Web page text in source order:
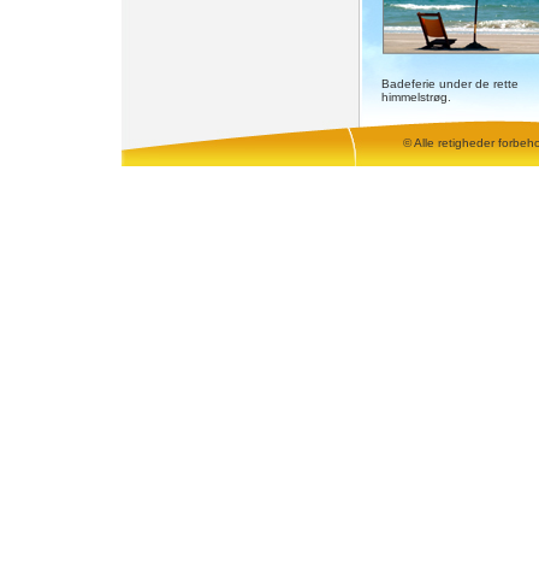
Badeferie under de rette
himmelstrøg.
© Alle retigheder